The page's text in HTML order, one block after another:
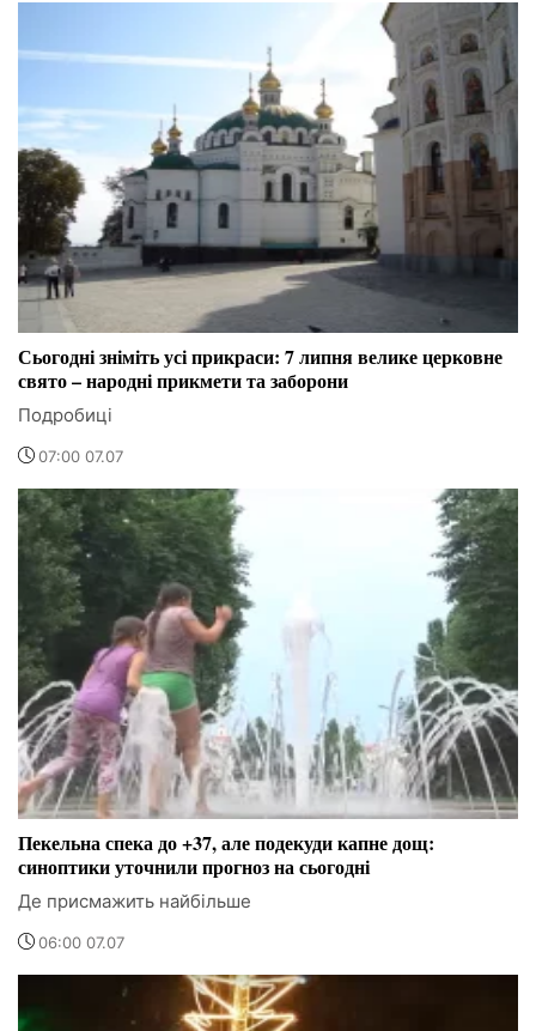
Сьогодні зніміть усі прикраси: 7 липня велике церковне
свято – народні прикмети та заборони
Подробиці
07:00 07.07
Пекельна спека до +37, але подекуди капне дощ:
синоптики уточнили прогноз на сьогодні
Де присмажить найбільше
06:00 07.07